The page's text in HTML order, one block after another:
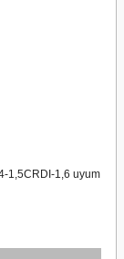
1,5CRDI-1,6 uyum